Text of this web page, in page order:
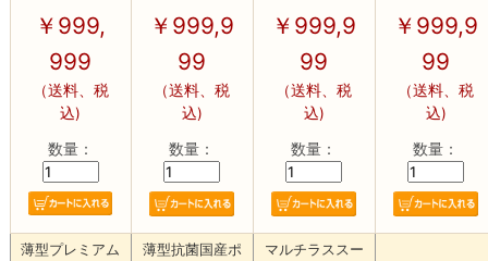
￥ 999,
999
（送料、税
込)
数量：
￥ 999,9
99
（送料、税
込)
数量：
￥ 999,9
99
（送料、税
込)
数量：
￥ 999,9
99
（送料、税
込)
数量：
薄型プレミアム
薄型抗菌国産ポ
マルチラススー